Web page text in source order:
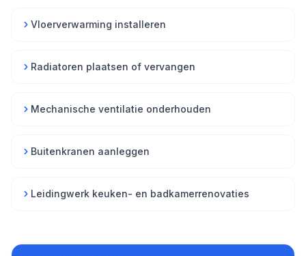
Vloerverwarming installeren
Radiatoren plaatsen of vervangen
Mechanische ventilatie onderhouden
Buitenkranen aanleggen
Leidingwerk keuken- en badkamerrenovaties